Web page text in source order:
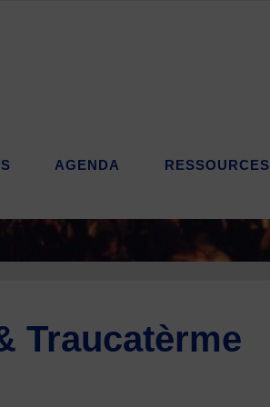
AGENDA RESSOURCES
Traucatèrme